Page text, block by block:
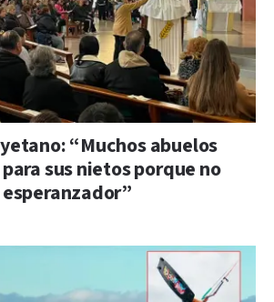
“Muchos abuelos
sus nietos porque no